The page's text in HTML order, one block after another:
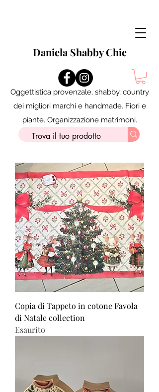
Daniela Shabby Chic
Oggettistica provenzale, shabby, country
dei migliori marchi e handmade. Fiori e
piante. Organizzazione matrimoni.
Copia di Tappeto in cotone Favola
di Natale collection
Esaurito